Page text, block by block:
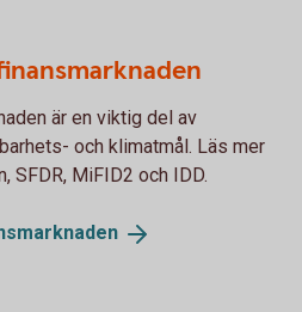
är en viktig del av
och klimatmål. Läs mer
SFDR, MiFID2 och IDD.